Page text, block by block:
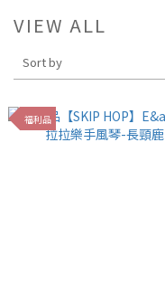
抵抗熱浪必備用品︱
VIEW ALL
Sort by
福利品